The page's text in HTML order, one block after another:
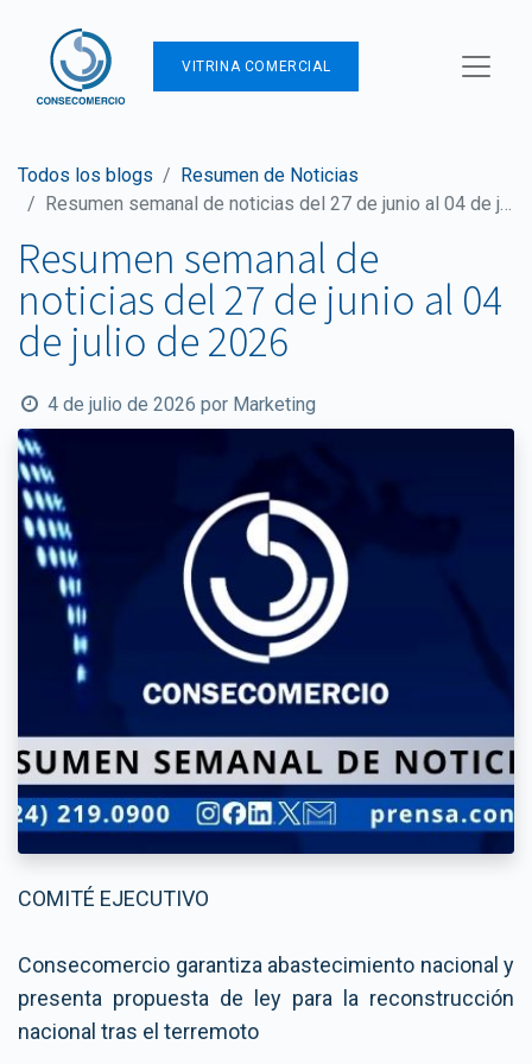
VITRINA COMERCIAL
Todos los blogs
Resumen de Noticias
Resumen semanal de noticias del 27 de junio al 04 de julio de 2026
Resumen semanal de
noticias del 27 de junio al 04
de julio de 2026
4 de julio de 2026 por Marketing
COMITÉ EJECUTIVO
Consecomercio garantiza abastecimiento nacional y
presenta propuesta de ley para la reconstrucción
nacional tras el terremoto